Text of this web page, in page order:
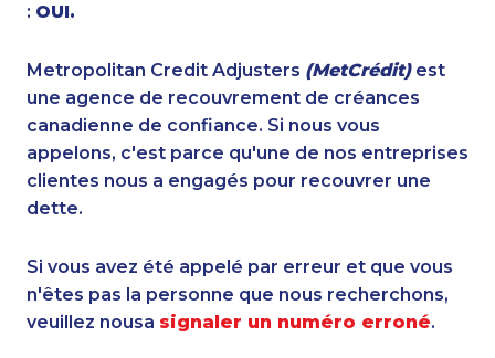
: OUI.
Metropolitan Credit Adjusters (MetCrédit)est
une agence de recouvrement de créances
canadienne de confiance. Si nous vous
appelons, c'est parce qu'une de nos entreprises
clientes nous a engagés pour recouvrer une
dette.
Si vous avez été appelé par erreur et que vous
n'êtes pas la personne que nous recherchons,
veuillez nousa signaler un numéro erroné.